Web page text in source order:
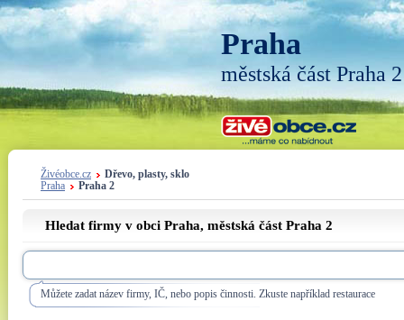
Praha
městská část Praha 2
Živéobce.cz
Dřevo, plasty, sklo
Praha
Praha 2
Hledat firmy v obci Praha, městská část Praha 2
Můžete zadat název firmy, IČ, nebo popis činnosti. Zkuste například restaurace